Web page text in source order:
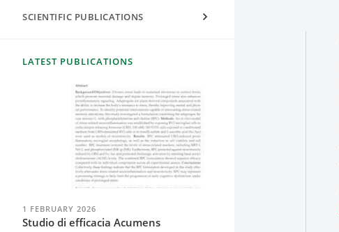
SCIENTIFIC PUBLICATIONS
LATEST PUBLICATIONS
1 FEBRUARY 2026
Studio di efficacia Acumens